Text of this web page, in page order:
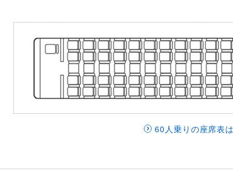
60人乗りの座席表